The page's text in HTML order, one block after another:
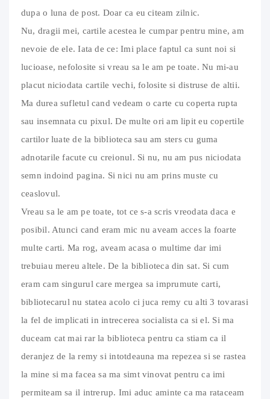
dupa o luna de post. Doar ca eu citeam zilnic.
Nu, dragii mei, cartile acestea le cumpar pentru mine, am
nevoie de ele. Iata de ce: Imi place faptul ca sunt noi si
lucioase, nefolosite si vreau sa le am pe toate. Nu mi-au
placut niciodata cartile vechi, folosite si distruse de altii.
Ma durea sufletul cand vedeam o carte cu coperta rupta
sau insemnata cu pixul. De multe ori am lipit eu copertile
cartilor luate de la biblioteca sau am sters cu guma
adnotarile facute cu creionul. Si nu, nu am pus niciodata
semn indoind pagina. Si nici nu am prins muste cu
ceaslovul.
Vreau sa le am pe toate, tot ce s-a scris vreodata daca e
posibil. Atunci cand eram mic nu aveam acces la foarte
multe carti. Ma rog, aveam acasa o multime dar imi
trebuiau mereu altele. De la biblioteca din sat. Si cum
eram cam singurul care mergea sa imprumute carti,
bibliotecarul nu statea acolo ci juca remy cu alti 3 tovarasi
la fel de implicati in intrecerea socialista ca si el. Si ma
duceam cat mai rar la biblioteca pentru ca stiam ca il
deranjez de la remy si intotdeauna ma repezea si se rastea
la mine si ma facea sa ma simt vinovat pentru ca imi
permiteam sa il intrerup. Imi aduc aminte ca ma rataceam